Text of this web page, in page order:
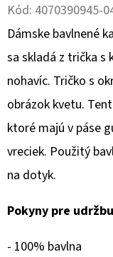
Kód: 4070390945-
Dámske bavlnené
sa skladá z trička
nohavíc. Tričko s
obrázok kvetu.
ktoré majú v páse
vreciek. Použitý
na dotyk.
Pokyny pre
- 100% bavlna
R
Ú
Č
A
M
E
DÁMSKE
DOMÁCE
ŠATY
KRÁTKYM
RUKÁVOM
PUDEL